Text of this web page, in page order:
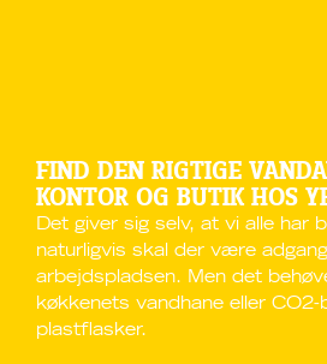
FIND DEN RIGTIGE
KONTOR OG BUTIK HOS
Det giver sig selv, at vi alle har
naturligvis skal der være
arbejdspladsen. Men det
køkkenets vandhane eller CO2-
plastflasker.